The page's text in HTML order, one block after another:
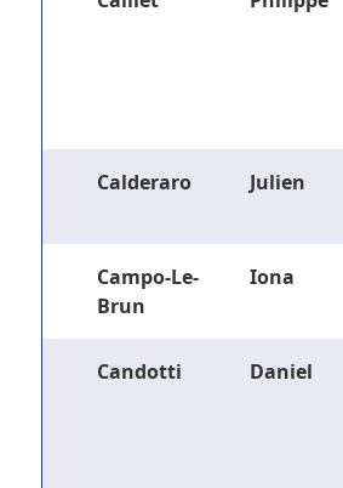
Calderaro Julien
Campo-Le-
Brun
Iona
Candotti Daniel